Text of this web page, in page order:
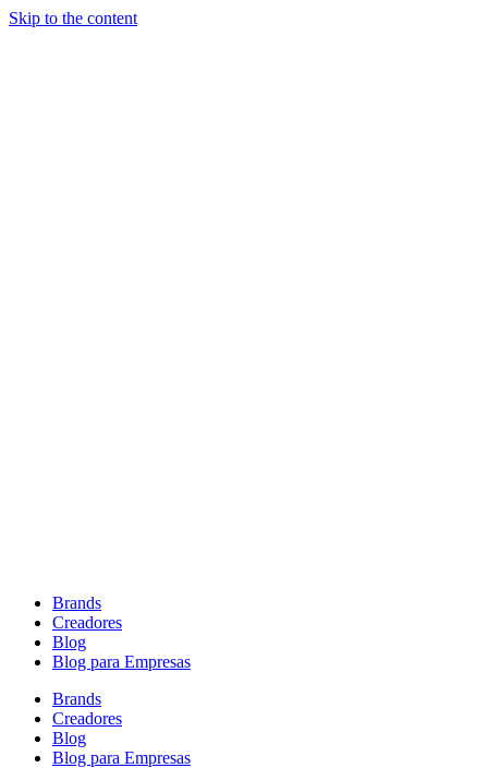
Skip to the content
Brands
Creadores
Blog
Blog para Empresas
Brands
Creadores
Blog
Blog para Empresas